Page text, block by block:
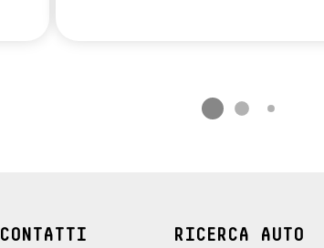
CONTATTI RICERCA AUTO